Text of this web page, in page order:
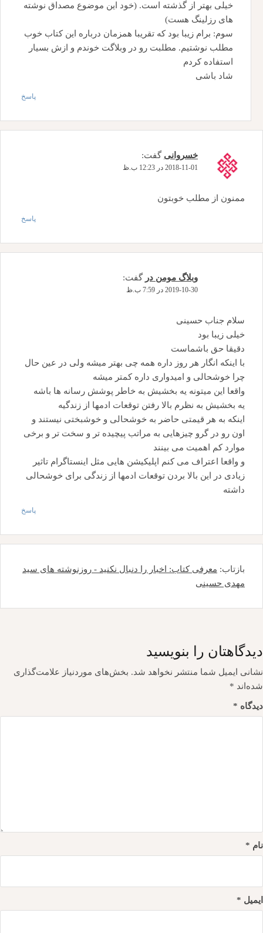
خیلی بهتر از گذشته است. (خود این موضوع مصداق نوشته
های رزلینگ هست)
سوم: برام زیبا بود که تقریبا همزمان درباره این کتاب خوب
مطلب نوشتیم. مطلبت رو در وبلاگت خوندم و ازش بسیار
استفاده کردم
شاد باشی
پاسخ
خسروانی گفت:
2018-11-01 در 12:23 ب.ظ
ممنون از مطلب خوبتون
پاسخ
وبلاگ مومن در گفت:
2019-10-30 در 7:59 ب.ظ
سلام جناب حسینی
خیلی زیبا بود
دقیقا حق باشماست
با اینکه انگار هر روز داره همه چی بهتر میشه ولی در عین حال
چرا خوشحالی و امیدواری داره کمتر میشه
واقعا این میتونه یه بخشیش به خاطر پوشش رسانه ها باشه
یه بخشیش به نظرم بالا رفتن توقعات ادمها از زندگیه
اینکه به هر قیمتی حاضر به خوشحالی و خوشبختی نیستند و
اون رو در گرو چیزهایی به مراتب پیچیده تر و سخت تر و برخی
موارد کم اهمیت می بینند
و واقعا اعتراف می کنم اپلیکیشن هایی مثل اینستاگرام تاثیر
زیادی در این بالا بردن توقعات ادمها از زندگی برای خوشحالی
داشته
پاسخ
بازتاب: معرفی کتاب: اخبار را دنبال نکنید - روزنوشته های سید
مهدی حسینی
دیدگاهتان را بنویسید
نشانی ایمیل شما منتشر نخواهد شد. بخش‌های موردنیاز علامت‌گذاری
شده‌اند *
دیدگاه *
نام *
ایمیل *